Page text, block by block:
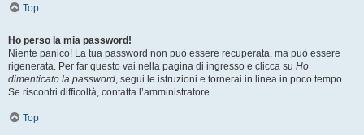
Top
Ho perso la mia password!
Niente panico! La tua password non può essere recuperata, ma può essere
rigenerata. Per far questo vai nella pagina di ingresso e clicca su Ho
dimenticato la password, segui le istruzioni e tornerai in linea in poco tempo.
Se riscontri difficoltà, contatta l’amministratore.
Top